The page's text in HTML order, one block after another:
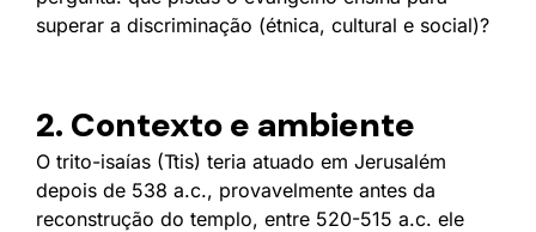
superar a discriminação (étnica, cultural e social)?
2. Contexto e ambiente
O trito-isaías (Ttis) teria atuado em Jerusalém
depois de 538 a.c., provavelmente antes da
reconstrução do templo, entre 520-515 a.c. ele